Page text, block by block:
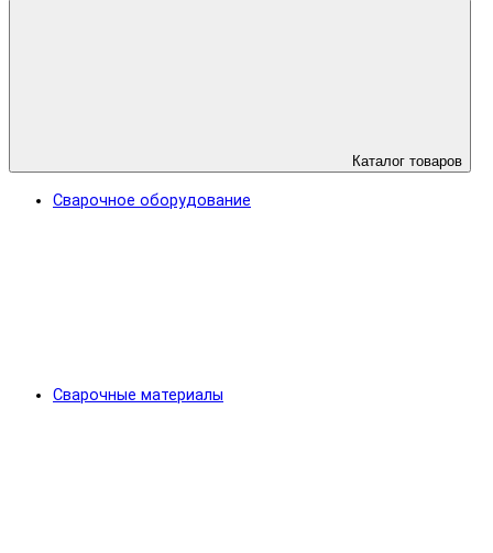
Каталог товаров
Сварочное оборудование
Сварочные материалы